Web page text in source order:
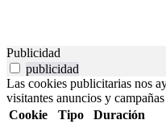
Publicidad
publicidad
Las cookies publicitarias nos
visitantes anuncios y
Cookie
Tipo Duración